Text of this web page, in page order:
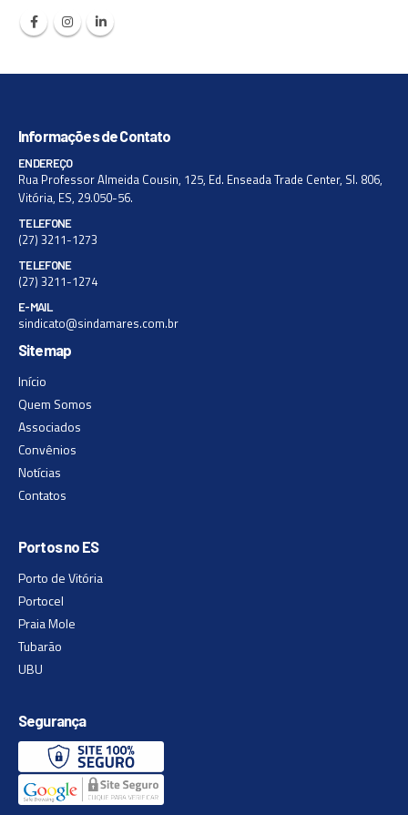
Informações de Contato
ENDEREÇO
Rua Professor Almeida Cousin, 125, Ed. Enseada Trade Center, Sl. 806,
Vitória, ES, 29.050-56.
TELEFONE
(27) 3211-1273
TELEFONE
(27) 3211-1274
E-MAIL
sindicato@sindamares.com.br
Sitemap
Início
Quem Somos
Associados
Convênios
Notícias
Contatos
Portos no ES
Porto de Vitória
Portocel
Praia Mole
Tubarão
UBU
Segurança